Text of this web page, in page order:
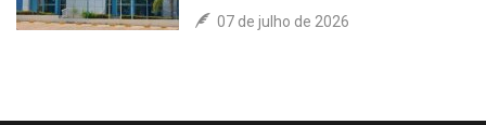
07 de julho de 2026